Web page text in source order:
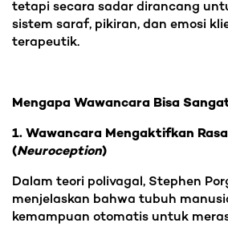
tetapi secara sadar dirancang
sistem saraf, pikiran, dan emosi
terapeutik.
Mengapa Wawancara Bisa
1. Wawancara Mengaktifkan
(Neuroception)
Dalam teori polivagal, Stephen
menjelaskan bahwa tubuh
kemampuan otomatis untuk